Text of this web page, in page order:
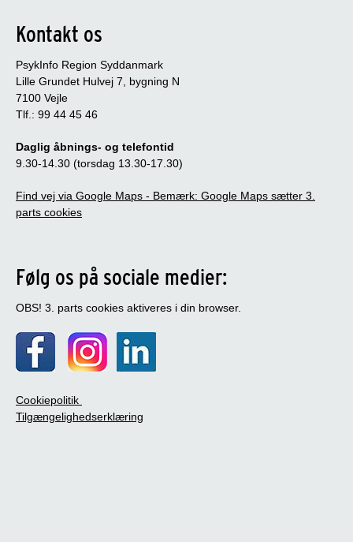
Kontakt os
PsykInfo Region Syddanmark
Lille Grundet Hulvej 7, bygning N
7100 Vejle
Tlf.: 99 44 45 46
Daglig åbnings- og telefontid
9.30-14.30 (torsdag 13.30-17.30)
Find vej via Google Maps - Bemærk: Google Maps sætter 3.
parts cookies
Følg os på sociale medier:
OBS! 3. parts cookies aktiveres i din browser.
Cookiepolitik
Tilgængelighedserklæring